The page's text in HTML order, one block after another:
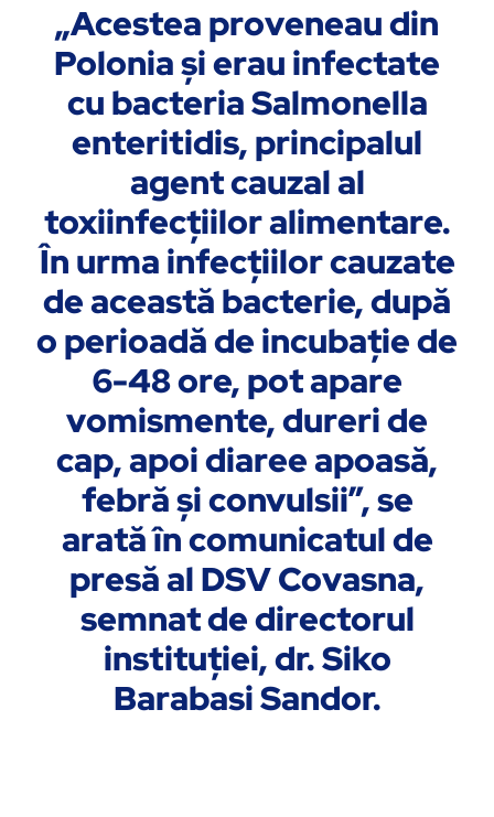
„Acestea proveneau din
Polonia și erau infectate
cu bacteria Salmonella
enteritidis, principalul
agent cauzal al
toxiinfecțiilor alimentare.
În urma infecțiilor cauzate
de această bacterie, după
o perioadă de incubație de
6-48 ore, pot apare
vomismente, dureri de
cap, apoi diaree apoasă,
febră și convulsii”, se
arată în comunicatul de
presă al DSV Covasna,
semnat de directorul
instituției, dr. Siko
Barabasi Sandor.